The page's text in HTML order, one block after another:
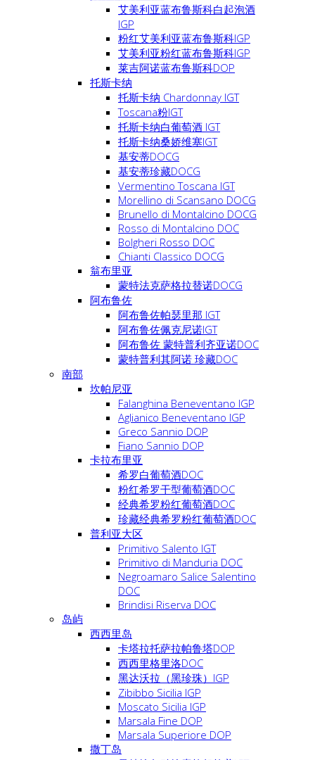
艾美利亚蓝布鲁斯科白起泡酒
IGP
粉红艾美利亚蓝布鲁斯科IGP
艾美利亚粉红蓝布鲁斯科IGP
莱吉阿诺蓝布鲁斯科DOP
托斯卡纳
托斯卡纳 Chardonnay IGT
Toscana粉IGT
托斯卡纳白葡萄酒 IGT
托斯卡纳桑娇维塞IGT
基安蒂DOCG
基安蒂珍藏DOCG
Vermentino Toscana IGT
Morellino di Scansano DOCG
Brunello di Montalcino DOCG
Rosso di Montalcino DOC
Bolgheri Rosso DOC
Chianti Classico DOCG
翁布里亚
蒙特法克萨格拉替诺DOCG
阿布鲁佐
阿布鲁佐帕瑟里那 IGT
阿布鲁佐佩克尼诺IGT
阿布鲁佐 蒙特普利齐亚诺DOC
蒙特普利其阿诺 珍藏DOC
南部
坎帕尼亚
Falanghina Beneventano IGP
Aglianico Beneventano IGP
Greco Sannio DOP
Fiano Sannio DOP
卡拉布里亚
希罗白葡萄酒DOC
粉红希罗干型葡萄酒DOC
经典希罗粉红葡萄酒DOC
珍藏经典希罗粉红葡萄酒DOC
普利亚大区
Primitivo Salento IGT
Primitivo di Manduria DOC
Negroamaro Salice Salentino
DOC
Brindisi Riserva DOC
岛屿
西西里岛
卡塔拉托萨拉帕鲁塔DOP
西西里格里洛DOC
黑达沃拉（黑珍珠）IGP
Zibibbo Sicilia IGP
Moscato Sicilia IGP
Marsala Fine DOP
Marsala Superiore DOP
撒丁岛